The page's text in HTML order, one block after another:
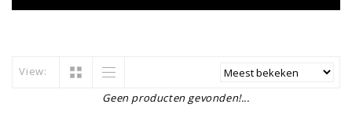
View:
Geen producten gevonden!...